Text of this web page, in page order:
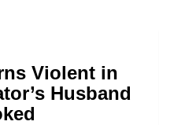
Violent in
Husband